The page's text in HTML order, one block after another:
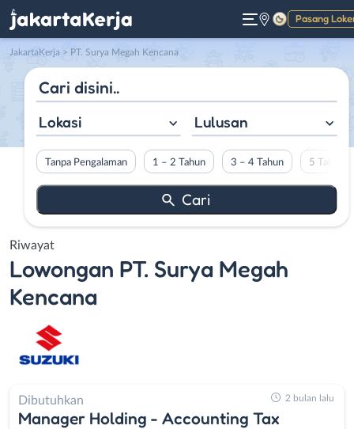
Pasang
Gelap
JakartaKerja > PT. Surya Megah Kencana
Lokasi Lulusan
Tanpa Pengalaman 1 – 2 Tahun 3 – 4 Tahun 5 Tahun
Riwayat
Lowongan PT. Surya Megah
Kencana
Dibutuhkan
Manager Holding - Accounting Tax
2 bulan lalu